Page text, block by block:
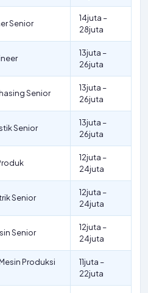
Senior
14juta –
28juta
13juta –
26juta
Senior
13juta –
26juta
Senior
13juta –
26juta
12juta –
24juta
Senior
12juta –
24juta
Senior
12juta –
24juta
Produksi
11juta –
22juta